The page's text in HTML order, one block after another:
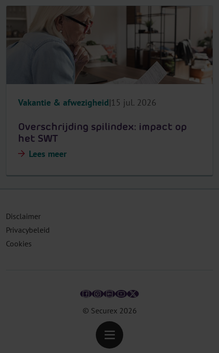
Vakantie & afwezigheid 15 jul. 2026
Overschrijding spilindex: impact op
het SWT
Lees meer
© Securex 2026
Disclaimer
Privacybeleid
Cookies